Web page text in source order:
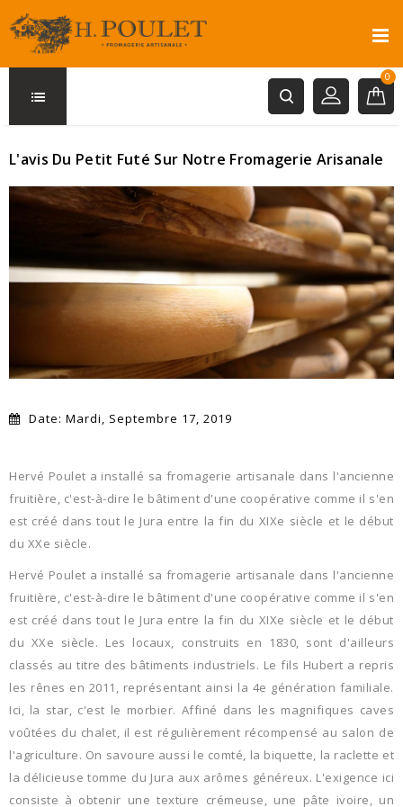
0
L'avis Du Petit Futé Sur Notre Fromagerie Arisanale
Date: Mardi, Septembre 17, 2019
Hervé Poulet a installé sa fromagerie artisanale dans l'ancienne
fruitière, c'est-à-dire le bâtiment d'une coopérative comme il s'en
est créé dans tout le Jura entre la fin du XIXe siècle et le début
du XXe siècle.
Hervé Poulet a installé sa fromagerie artisanale dans l'ancienne
fruitière, c'est-à-dire le bâtiment d'une coopérative comme il s'en
est créé dans tout le Jura entre la fin du XIXe siècle et le début
du XXe siècle. Les locaux, construits en 1830, sont d'ailleurs
classés au titre des bâtiments industriels. Le fils Hubert a repris
les rênes en 2011, représentant ainsi la 4e génération familiale.
Ici, la star, c'est le morbier. Affiné dans les magnifiques caves
voûtées du chalet, il est régulièrement récompensé au salon de
l'agriculture. On savoure aussi le comté, la biquette, la raclette et
la délicieuse tomme du Jura aux arômes généreux. L'exigence ici
consiste à obtenir une texture crémeuse, une pâte ivoire, un